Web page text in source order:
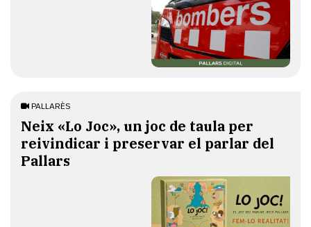
PALLARÈS
​Neix «Lo Joc», un joc de taula per
reivindicar i preservar el parlar del
Pallars